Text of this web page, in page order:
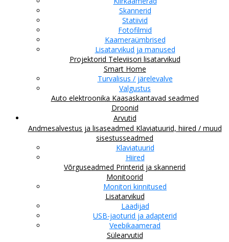
Skannerid
Statiivid
Fotofilmid
Kaameraümbrised
Lisatarvikud ja manused
Projektorid Televiisori lisatarvikud
Smart Home
Turvalisus / järelevalve
Valgustus
Auto elektroonika Kaasaskantavad seadmed
Droonid
Arvutid
Andmesalvestus ja lisaseadmed Klaviatuurid, hiired / muud
sisestusseadmed
Klaviatuurid
Hiired
Võrguseadmed Printerid ja skannerid
Monitoorid
Monitori kinnitused
Lisatarvikud
Laadijad
USB-jaoturid ja adapterid
Veebikaamerad
Sülearvutid